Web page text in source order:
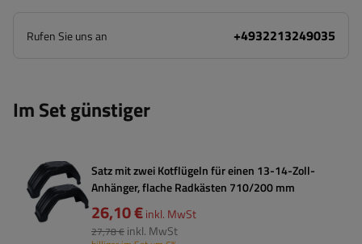
Rufen Sie uns an +4932213249035
Im Set günstiger
Satz mit zwei Kotflügeln für einen 13-14-Zoll-
Anhänger, flache Radkästen 710/200 mm
26,10 €inkl. MwSt
27,78 € inkl. MwSt